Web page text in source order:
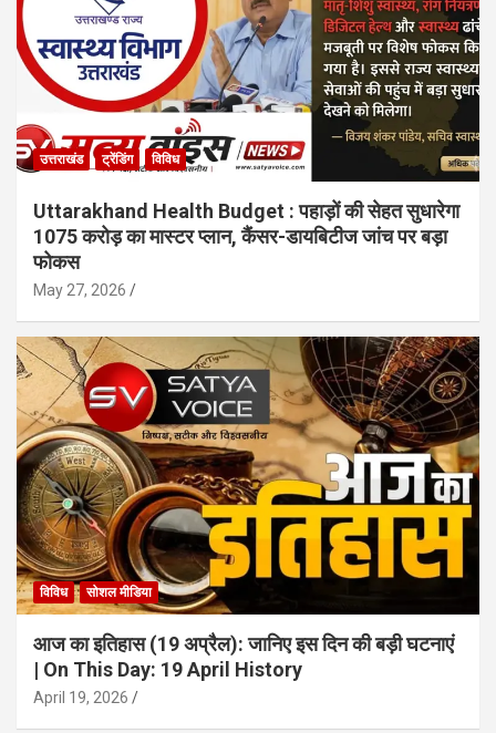
उत्तराखंड ट्रेंडिंग विविध
Uttarakhand Health Budget : पहाड़ों की सेहत सुधारेगा
1075 करोड़ का मास्टर प्लान, कैंसर-डायबिटीज जांच पर बड़ा
फोकस
May 27, 2026
विविध सोशल मीडिया
आज का इतिहास (19 अप्रैल): जानिए इस दिन की बड़ी घटनाएं
| On This Day: 19 April History
April 19, 2026